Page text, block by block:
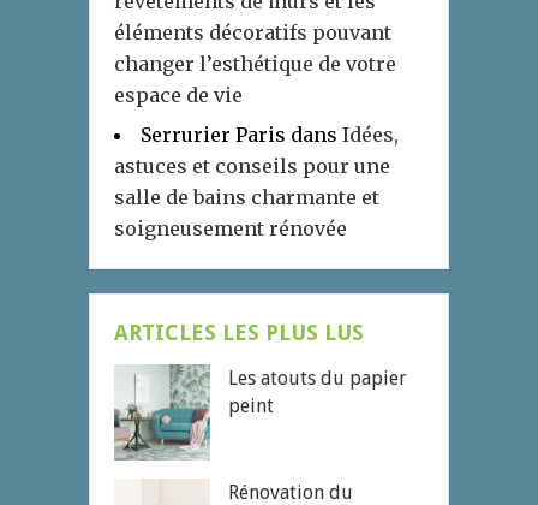
éléments décoratifs pouvant
changer l’esthétique de votre
espace de vie
Serrurier Paris dans Idées,
astuces et conseils pour une
salle de bains charmante et
soigneusement rénovée
ARTICLES LES PLUS LUS
Les atouts du papier
peint
Rénovation du